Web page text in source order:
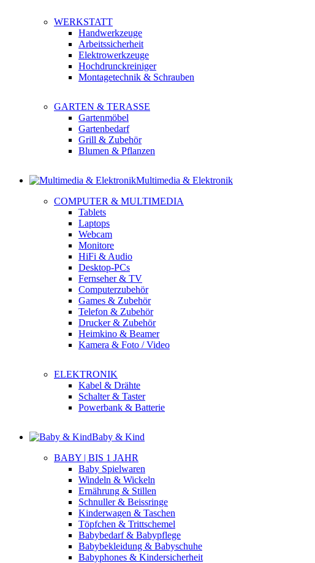
WERKSTATT
Handwerkzeuge
Arbeitssicherheit
Elektrowerkzeuge
Hochdrunckreiniger
Montagetechnik & Schrauben
GARTEN & TERASSE
Gartenmöbel
Gartenbedarf
Grill & Zubehör
Blumen & Pflanzen
Multimedia & Elektronik
COMPUTER & MULTIMEDIA
Tablets
Laptops
Webcam
Monitore
HiFi & Audio
Desktop-PCs
Fernseher & TV
Computerzubehör
Games & Zubehör
Telefon & Zubehör
Drucker & Zubehör
Heimkino & Beamer
Kamera & Foto / Video
ELEKTRONIK
Kabel & Drähte
Schalter & Taster
Powerbank & Batterie
Baby & Kind
BABY | BIS 1 JAHR
Baby Spielwaren
Windeln & Wickeln
Ernährung & Stillen
Schnuller & Beissringe
Kinderwagen & Taschen
Töpfchen & Trittschemel
Babybedarf & Babypflege
Babybekleidung & Babyschuhe
Babyphones & Kindersicherheit